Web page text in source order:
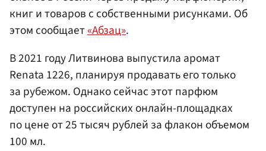
книг и товаров с собственными рисунками. Об
этом сообщает«Абзац».
В 2021 году Литвинова выпустила аромат
Renata 1226, планируя продавать его только
за рубежом. Однако сейчас этот парфюм
доступен на российских онлайн-площадках
по цене от 25 тысяч рублей за флакон объемом
100 мл.